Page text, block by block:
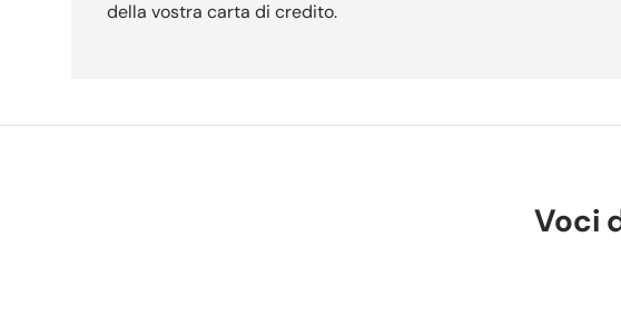
della vostra carta di credito.
Voci